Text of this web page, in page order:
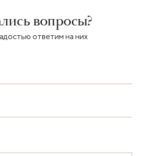
вопросы?
ответим на них